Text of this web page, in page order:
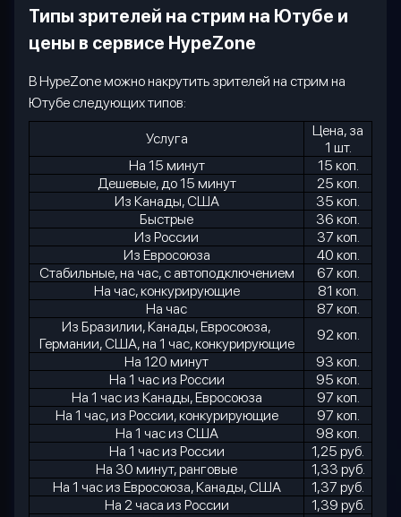
Типы зрителей на стрим на Ютубе и
цены в сервисе HypeZone
ВHypeZoneможно накрутить зрителей на стрим на
Ютубе следующих типов:
Услуга
Цена, за
1 шт.
На 15 минут
15 коп.
Дешевые, до 15 минут
25 коп.
Из Канады, США
35 коп.
Быстрые
36 коп.
Из России
37 коп.
Из Евросоюза
40 коп.
Стабильные, на час, с автоподключением
67 коп.
На час, конкурирующие
81 коп.
На час
87 коп.
Из Бразилии, Канады, Евросоюза,
Германии, США, на 1 час, конкурирующие
92 коп.
На 120 минут
93 коп.
На 1 час из России
95 коп.
На 1 час из Канады, Евросоюза
97 коп.
На 1 час, из России, конкурирующие
97 коп.
На 1 час из США
98 коп.
На 1 час из России
1,25 руб.
На 30 минут, ранговые
1,33 руб.
На 1 час из Евросоюза, Канады, США
1,37 руб.
На 2 часа из России
1,39 руб.